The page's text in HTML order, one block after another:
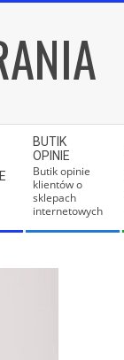
BUTIK
OPINIE
Butik opinie
klientów o
sklepach
internetowych